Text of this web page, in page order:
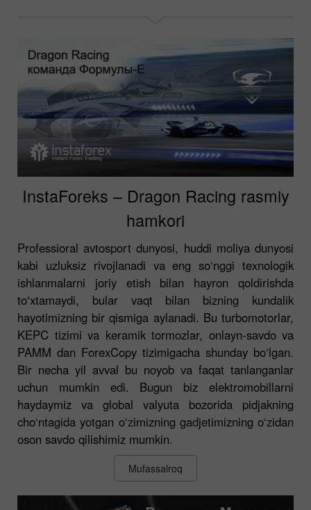
InstaForeks – Dragon Racing rasmiy
hamkori
Professioral avtosport dunyosi, huddi moliya dunyosi
kabi uzluksiz rivojlanadi va eng so‘nggi texnologik
ishlanmalarni joriy etish bilan hayron qoldirishda
to‘xtamaydi, bular vaqt bilan bizning kundalik
hayotimizning bir qismiga aylanadi. Bu turbomotorlar,
KEPC tizimi va keramik tormozlar, onlayn-savdo va
PAMM dan ForexCopy tizimigacha shunday bo‘lgan.
Bir necha yil avval bu noyob va faqat tanlanganlar
uchun mumkin edi. Bugun biz elektromobillarni
haydaymiz va global valyuta bozorida pidjakning
cho‘ntagida yotgan o‘zimizning gadjetimizning o‘zidan
oson savdo qilishimiz mumkin.
Mufassalroq